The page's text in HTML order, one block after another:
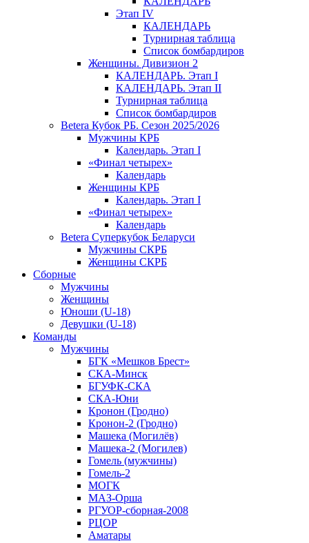
Этап IV
КАЛЕНДАРЬ
Турнирная таблица
Список бомбардиров
Женщины. Дивизион 2
КАЛЕНДАРЬ. Этап I
КАЛЕНДАРЬ. Этап II
Турнирная таблица
Список бомбардиров
Betera Кубок РБ. Сезон 2025/2026
Мужчины КРБ
Календарь. Этап I
«Финал четырех»
Календарь
Женщины КРБ
Календарь. Этап I
«Финал четырех»
Календарь
Betera Суперкубок Беларуси
Мужчины СКРБ
Женщины СКРБ
Сборные
Мужчины
Женщины
Юноши (U-18)
Девушки (U-18)
Команды
Мужчины
БГК «Мешков Брест»
СКА-Минск
БГУФК-СКА
СКА-Юни
Кронон (Гродно)
Кронон-2 (Гродно)
Машека (Могилёв)
Машека-2 (Могилев)
Гомель (мужчины)
Гомель-2
МОГК
МАЗ-Орша
РГУОР-сборная-2008
РЦОР
Аматары